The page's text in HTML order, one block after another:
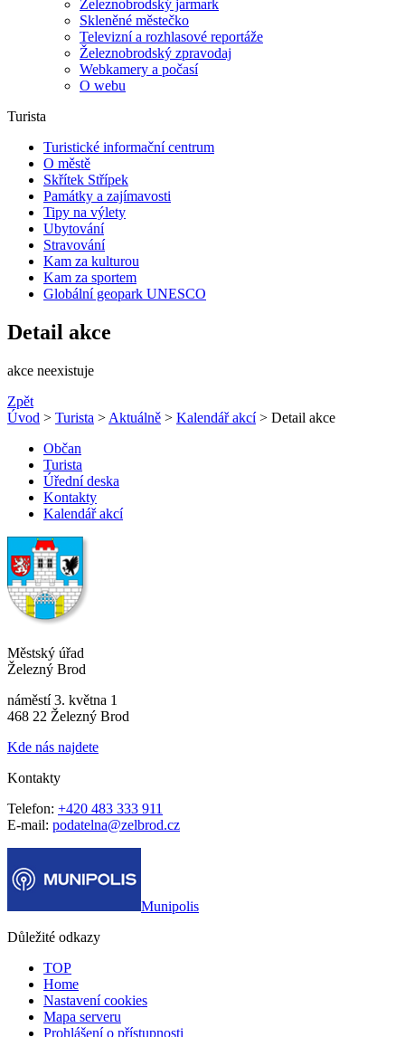
Železnobrodský jarmark
Skleněné městečko
Televizní a rozhlasové reportáže
Železnobrodský zpravodaj
Webkamery a počasí
O webu
Turista
Turistické informační centrum
O městě
Skřítek Střípek
Památky a zajímavosti
Tipy na výlety
Ubytování
Stravování
Kam za kulturou
Kam za sportem
Globální geopark UNESCO
Detail akce
akce neexistuje
Zpět
Úvod > Turista > Aktuálně > Kalendář akcí> Detail akce
Občan
Turista
Úřední deska
Kontakty
Kalendář akcí
Městský úřad
Železný Brod
náměstí 3. května 1
468 22 Železný Brod
Kde nás najdete
Kontakty
Telefon: +420 483 333 911
E-mail: podatelna@zelbrod.cz
Munipolis
Důležité odkazy
TOP
Home
Nastavení cookies
Mapa serveru
Prohlášení o přístupnosti